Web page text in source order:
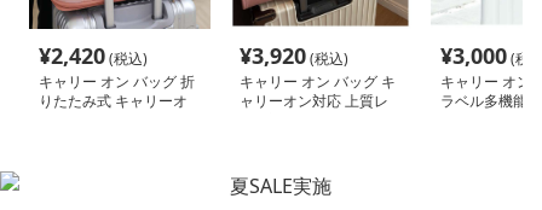
¥2,420(税込)
キャリー オン バッグ 折
りたたみ式 キャリーオ
¥3,920(税込)
キャリー オン バッグ キ
ャリーオン対応 上質レ
¥3,000(税
キャリー オン
ラベル多機能